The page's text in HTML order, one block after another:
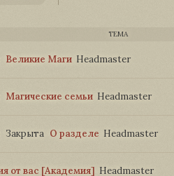
ТЕМА
Великие Маги Headmaster
Магические семьи Headmaster
Закрыта О разделе Headmaster
от вас [Академия] Headmaster